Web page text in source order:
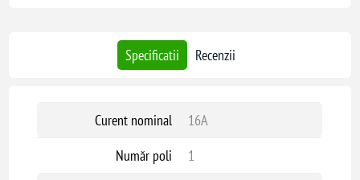
Specificatii Recenzii
Curent nominal
16A
Număr poli
1